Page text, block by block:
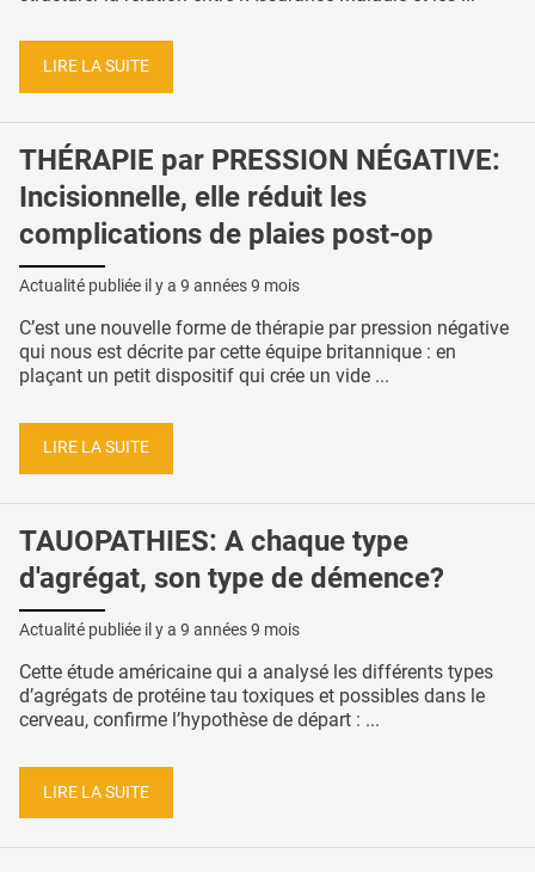
LIRE LA SUITE
THÉRAPIE par PRESSION NÉGATIVE:
Incisionnelle, elle réduit les
complications de plaies post-op
Actualité publiée il y a 9 années 9 mois
C’est une nouvelle forme de thérapie par pression négative
qui nous est décrite par cette équipe britannique : en
plaçant un petit dispositif qui crée un vide ...
LIRE LA SUITE
TAUOPATHIES: A chaque type
d'agrégat, son type de démence?
Actualité publiée il y a 9 années 9 mois
Cette étude américaine qui a analysé les différents types
d’agrégats de protéine tau toxiques et possibles dans le
cerveau, confirme l’hypothèse de départ : ...
LIRE LA SUITE